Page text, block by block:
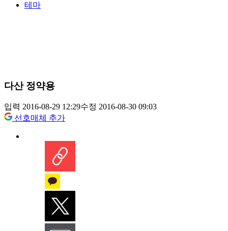
테마
다산 정약용
입력 2016-08-29 12:29수정 2016-08-30 09:03
선호매체 추가